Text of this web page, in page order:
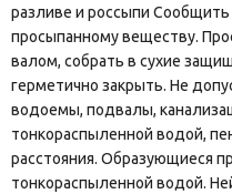
разливе и россыпи
просыпанному веществу.
валом, собрать в сухие
герметично закрыть. Не
водоемы, подвалы,
тонкораспыленной водой,
расстояния. Образующиеся
тонкораспыленной водой.